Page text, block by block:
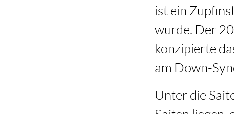
ist ein
wurde. Der
konzipierte
am Down-
Unter die